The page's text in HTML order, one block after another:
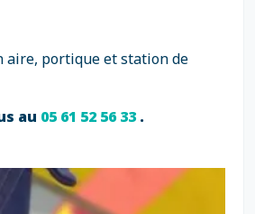
aire, portique et station de
au 05 61 52 56 33 .